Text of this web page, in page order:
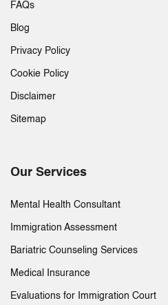
FAQs
Blog
Privacy Policy
Cookie Policy
Disclaimer
Sitemap
Our Services
Mental Health Consultant
Immigration Assessment
Bariatric Counseling Services
Medical Insurance
Evaluations for Immigration Court